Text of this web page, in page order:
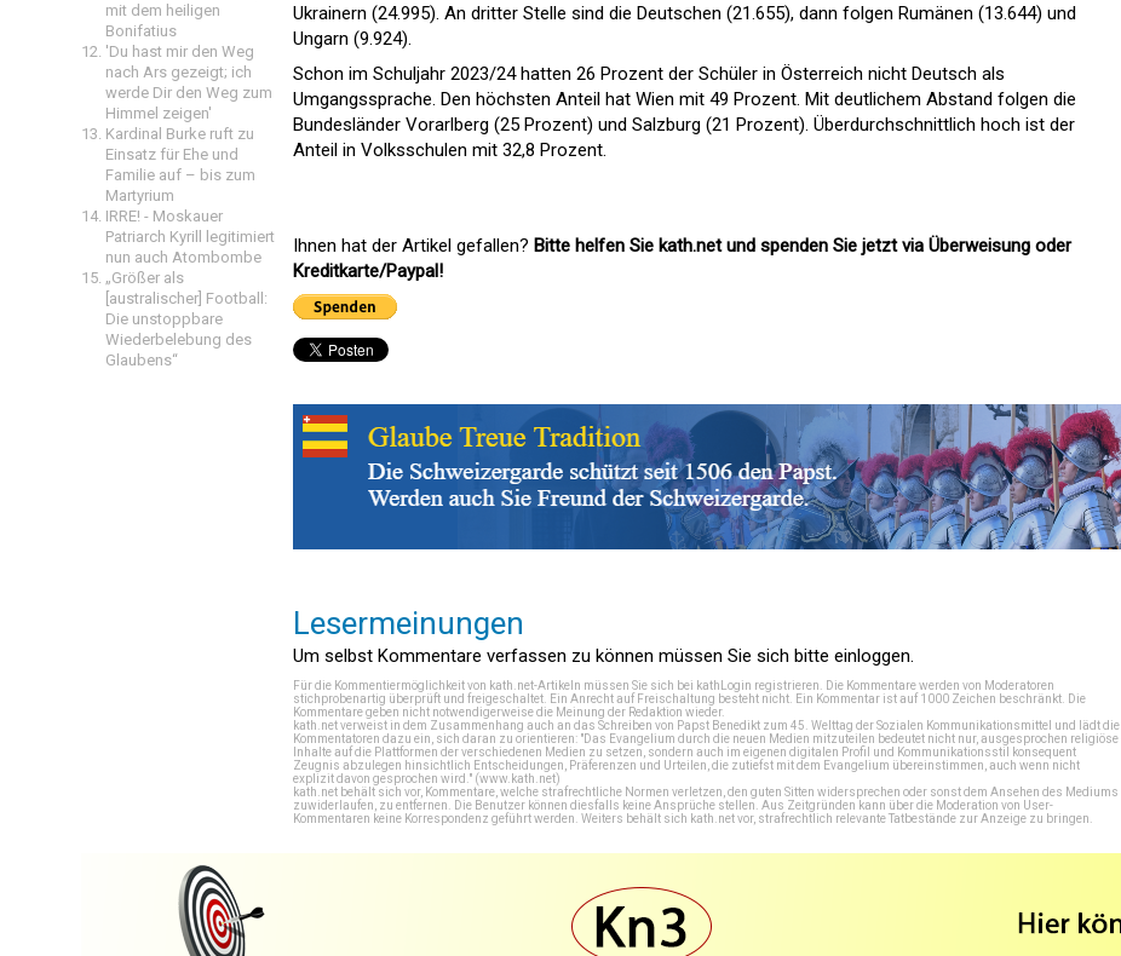
mit dem heiligen
Bonifatius
'Du hast mir den Weg
nach Ars gezeigt; ich
werde Dir den Weg zum
Himmel zeigen'
Kardinal Burke ruft zu
Einsatz für Ehe und
Familie auf – bis zum
Martyrium
IRRE! - Moskauer
Patriarch Kyrill legitimiert
nun auch Atombombe
„Größer als
[australischer] Football:
Die unstoppbare
Wiederbelebung des
Glaubens“
Ukrainern (24.995). An dritter Stelle sind die Deutschen (21.655), dann folgen Rumänen (13.644) und
Ungarn (9.924).
Schon im Schuljahr 2023/24 hatten 26 Prozent der Schüler in Österreich nicht Deutsch als
Umgangssprache. Den höchsten Anteil hat Wien mit 49 Prozent. Mit deutlichem Abstand folgen die
Bundesländer Vorarlberg (25 Prozent) und Salzburg (21 Prozent). Überdurchschnittlich hoch ist der
Anteil in Volksschulen mit 32,8 Prozent.
Ihnen hat der Artikel gefallen? Bitte helfen Sie kath.net und spenden Sie jetzt via Überweisung oder
Kreditkarte/Paypal!
Lesermeinungen
Um selbst Kommentare verfassen zu können müssen Sie sich bitte einloggen.
Für die Kommentiermöglichkeit von kath.net-Artikeln müssen Sie sich bei kathLogin registrieren . Die Kommentare werden von Moderatoren
stichprobenartig überprüft und freigeschaltet. Ein Anrecht auf Freischaltung besteht nicht. Ein Kommentar ist auf 1000 Zeichen beschränkt. Die
Kommentare geben nicht notwendigerweise die Meinung der Redaktion wieder.
kath.net verweist in dem Zusammenhang auch an das Schreiben von Papst Benedikt zum 45. Welttag der Sozialen Kommunikationsmittel und lädt die
Kommentatoren dazu ein, sich daran zu orientieren: "Das Evangelium durch die neuen Medien mitzuteilen bedeutet nicht nur, ausgesprochen religiöse
Inhalte auf die Plattformen der verschiedenen Medien zu setzen, sondern auch im eigenen digitalen Profil und Kommunikationsstil konsequent
Zeugnis abzulegen hinsichtlich Entscheidungen, Präferenzen und Urteilen, die zutiefst mit dem Evangelium übereinstimmen, auch wenn nicht
explizit davon gesprochen wird." (www.kath.net)
kath.net behält sich vor, Kommentare, welche strafrechtliche Normen verletzen, den guten Sitten widersprechen oder sonst dem Ansehen des Mediums
zuwiderlaufen, zu entfernen. Die Benutzer können diesfalls keine Ansprüche stellen. Aus Zeitgründen kann über die Moderation von User-
Kommentaren keine Korrespondenz geführt werden. Weiters behält sich kath.net vor, strafrechtlich relevante Tatbestände zur Anzeige zu bringen.